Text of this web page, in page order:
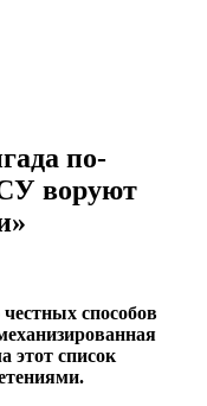
по-
воруют
способов
этот список